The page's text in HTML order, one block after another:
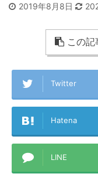
2019年8月8日
この
Twitter
Hatena
LINE